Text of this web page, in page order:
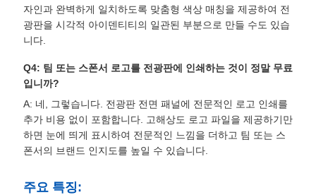
자인과 완벽하게 일치하도록 맞춤형 색상 매칭을 제공하여 전
광판을 시각적 아이덴티티의 일관된 부분으로 만들 수도 있습
니다.
Q4: 팀 또는 스폰서 로고를 전광판에 인쇄하는 것이 정말 무료
입니까?
A: 네, 그렇습니다. 전광판 전면 패널에 전문적인 로고 인쇄를
추가 비용 없이 포함합니다. 고해상도 로고 파일을 제공하기만
하면 눈에 띄게 표시하여 전문적인 느낌을 더하고 팀 또는 스
폰서의 브랜드 인지도를 높일 수 있습니다.
주요 특징: